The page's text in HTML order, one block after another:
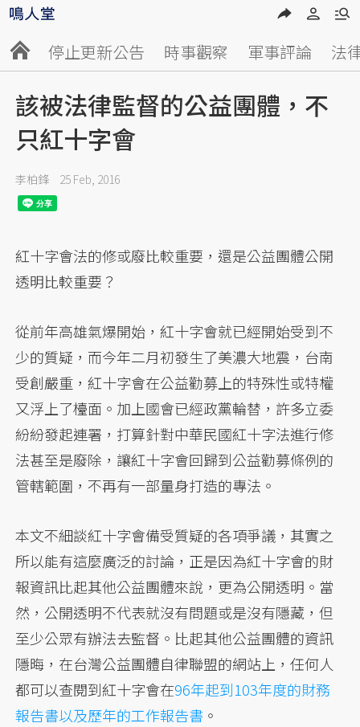
停止更新公告 時事觀察 軍事評論 法
該被法律監督的公益團體，不
只紅十字會
李柏鋒 25 Feb, 2016
紅十字會法的修或廢比較重要，還是公益團體公開
透明比較重要？
從前年高雄氣爆開始，紅十字會就已經開始受到不
少的質疑，而今年二月初發生了美濃大地震，台南
受創嚴重，紅十字會在公益勸募上的特殊性或特權
又浮上了檯面。加上國會已經政黨輪替，許多立委
紛紛發起連署，打算針對中華民國紅十字法進行修
法甚至是廢除，讓紅十字會回歸到公益勸募條例的
管轄範圍，不再有一部量身打造的專法。
本文不細談紅十字會備受質疑的各項爭議，其實之
所以能有這麼廣泛的討論，正是因為紅十字會的財
報資訊比起其他公益團體來說，更為公開透明。當
然，公開透明不代表就沒有問題或是沒有隱藏，但
至少公眾有辦法去監督。比起其他公益團體的資訊
隱晦，在台灣公益團體自律聯盟的網站上，任何人
都可以查閱到紅十字會在96年起到103年度的財務
報告書以及歷年的工作報告書 。